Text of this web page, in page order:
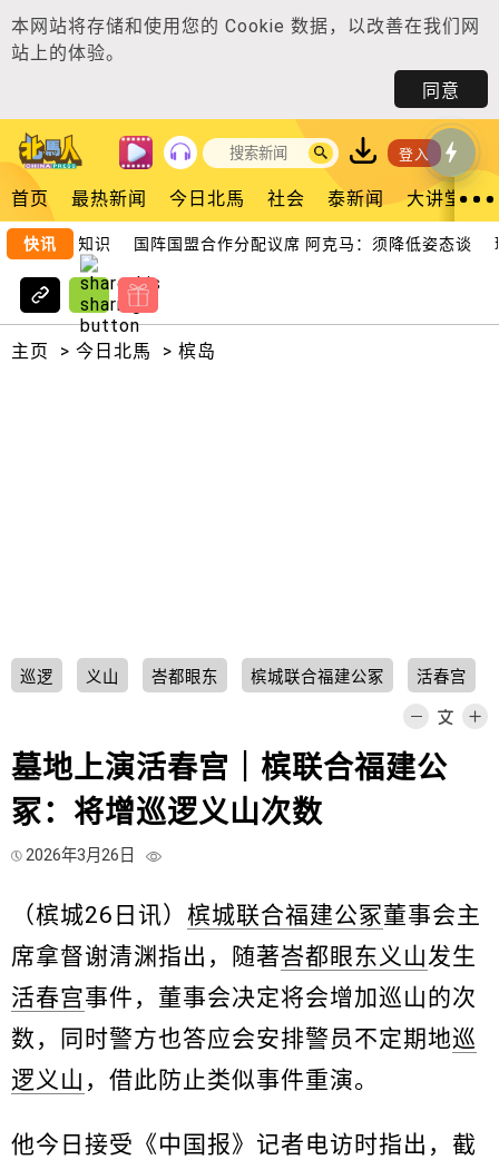
本网站将存储和使用您的 Cookie 数据，以改善在我们网
站上的体验。
同意
登入
首页 最热新闻 今日北馬 社会 泰新闻 大讲堂
快讯
握知识 国阵国盟合作分配议席 阿克马：须降低姿态谈 瑶
主页 > 今日北馬 > 槟岛
巡逻 义山 峇都眼东 槟城联合福建公冢 活春宫
墓地上演活春宫｜槟联合福建公
冢：将增巡逻义山次数
2026年3月26日
（槟城26日讯） 槟城联合福建公冢董事会主
席拿督谢清渊指出，随著峇都眼东义山发生
活春宫事件，董事会决定将会增加巡山的次
数，同时警方也答应会安排警员不定期地巡
逻义山 ，借此防止类似事件重演。
他今日接受《中国报》记者电访时指出，截